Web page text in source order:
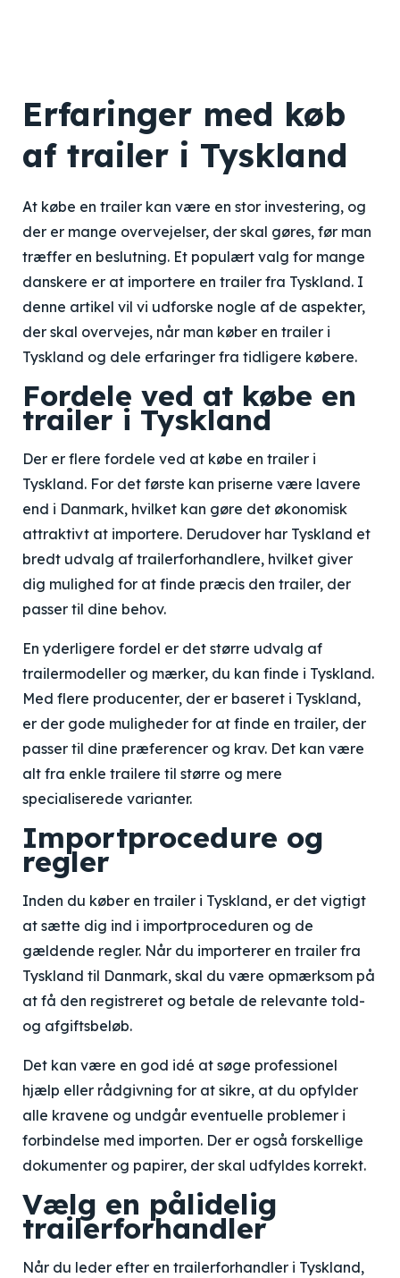
Erfaringer med køb
af trailer i Tyskland
At købe en trailer kan være en stor investering, og
der er mange overvejelser, der skal gøres, før man
træffer en beslutning. Et populært valg for mange
danskere er at importere en trailer fra Tyskland. I
denne artikel vil vi udforske nogle af de aspekter,
der skal overvejes, når man køber en trailer i
Tyskland og dele erfaringer fra tidligere købere.
Fordele ved at købe en
trailer i Tyskland
Der er flere fordele ved at købe en trailer i
Tyskland. For det første kan priserne være lavere
end i Danmark, hvilket kan gøre det økonomisk
attraktivt at importere. Derudover har Tyskland et
bredt udvalg af trailerforhandlere, hvilket giver
dig mulighed for at finde præcis den trailer, der
passer til dine behov.
En yderligere fordel er det større udvalg af
trailermodeller og mærker, du kan finde i Tyskland.
Med flere producenter, der er baseret i Tyskland,
er der gode muligheder for at finde en trailer, der
passer til dine præferencer og krav. Det kan være
alt fra enkle trailere til større og mere
specialiserede varianter.
Importprocedure og
regler
Inden du køber en trailer i Tyskland, er det vigtigt
at sætte dig ind i importproceduren og de
gældende regler. Når du importerer en trailer fra
Tyskland til Danmark, skal du være opmærksom på
at få den registreret og betale de relevante told-
og afgiftsbeløb.
Det kan være en god idé at søge professionel
hjælp eller rådgivning for at sikre, at du opfylder
alle kravene og undgår eventuelle problemer i
forbindelse med importen. Der er også forskellige
dokumenter og papirer, der skal udfyldes korrekt.
Vælg en pålidelig
trailerforhandler
Når du leder efter en trailerforhandler i Tyskland,